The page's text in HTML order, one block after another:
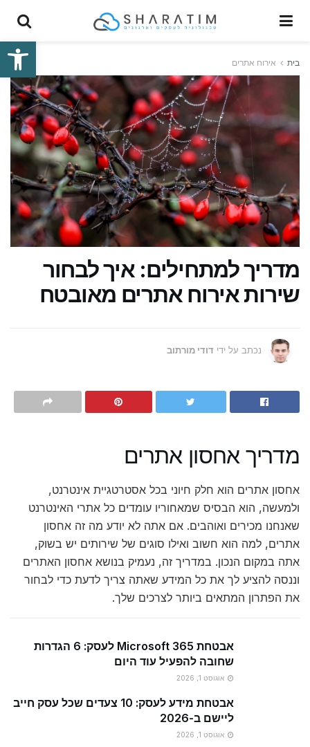
פתח
בית אירוח אתרים
מדריך למתחילים: איך לבחור
שירות אירוח אתרים מאובטח
נכתב על ידי דודי מורתוב
מדריך אחסון אתרים
אחסון אתרים הוא חלק חיוני בכל אסטרטגיית אינטרנט,
ולמעשה, הוא הבסיס שמאחוריו עומדים כל אתרי האינטרנט
שאנחנו מכירים ואוהבים. אם אתה לא יודע מה זה אחסון
אתרים, למה הוא חשוב ואילו סוגים של שירותים יש בשוק,
אתה במקום הנכון. במדריך זה, נעמיק בנושא אחסון האתרים
וננסה להציע לך את כל המידע שאתה צריך לדעת כדי לבחור
את הפתרון המתאים ביותר לצרכים שלך.
אבטחת Microsoft 365 לעסק: 6 הגדרות
שחובה להפעיל עוד היום
אוגוסט 1, 2026
אבטחת מידע לעסק: 10 צעדים שכל עסק חייב
ליישם ב-2026
אוגוסט 1, 2026